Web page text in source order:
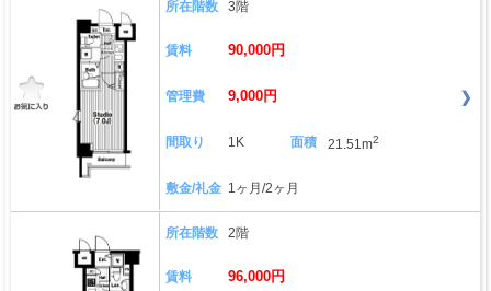
所在階数 3階
賃料 90,000円
管理費 9,000円
間取り 1K 面積 21.51m2
敷金/礼金 1ヶ月/2ヶ月
所在階数 2階
賃料 96,000円